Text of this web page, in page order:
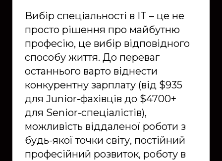
Вибір спеціальності в IT – це не
просто рішення про майбутню
професію, це вибір відповідного
способу життя. До переваг
останнього варто віднести
конкурентну зарплату (від $935
для Junior-фахівців до $4700+
для Senior-спеціалістів),
можливість віддаленої роботи з
будь-якої точки світу, постійний
професійний розвиток, роботу в